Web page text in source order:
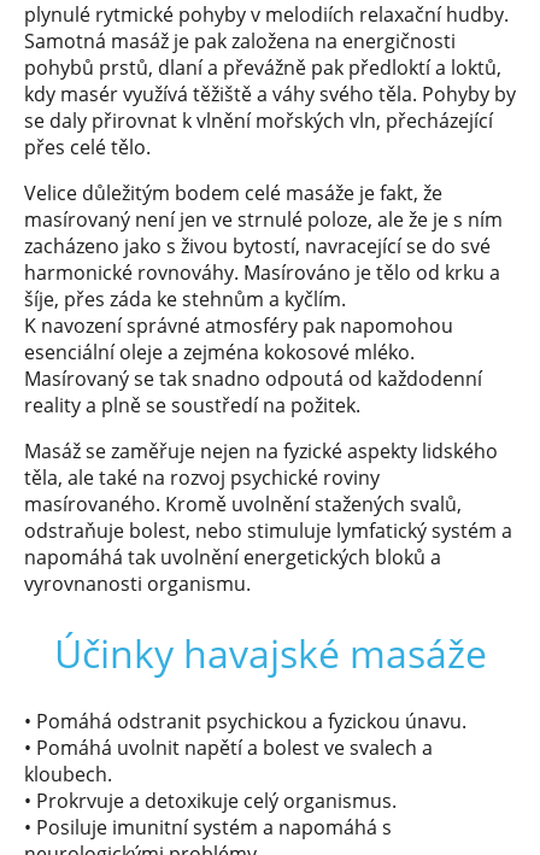
plynulé rytmické pohyby v melodiích relaxační hudby.
Samotná masáž je pak založena na energičnosti
pohybů prstů, dlaní a převážně pak předloktí a loktů,
kdy masér využívá těžiště a váhy svého těla. Pohyby by
se daly přirovnat k vlnění mořských vln, přecházející
přes celé tělo.
Velice důležitým bodem celé masáže je fakt, že
masírovaný není jen ve strnulé poloze, ale že je s ním
zacházeno jako s živou bytostí, navracející se do své
harmonické rovnováhy. Masírováno je tělo od krku a
šíje, přes záda ke stehnům a kyčlím.
K navození správné atmosféry pak napomohou
esenciální oleje a zejména kokosové mléko.
Masírovaný se tak snadno odpoutá od každodenní
reality a plně se soustředí na požitek.
Masáž se zaměřuje nejen na fyzické aspekty lidského
těla, ale také na rozvoj psychické roviny
masírovaného. Kromě uvolnění stažených svalů,
odstraňuje bolest, nebo stimuluje lymfatický systém a
napomáhá tak uvolnění energetických bloků a
vyrovnanosti organismu.
Účinky havajské masáže
• Pomáhá odstranit psychickou a fyzickou únavu.
• Pomáhá uvolnit napětí a bolest ve svalech a
kloubech.
• Prokrvuje a detoxikuje celý organismus.
• Posiluje imunitní systém a napomáhá s